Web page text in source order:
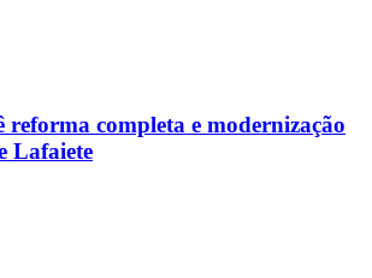
reforma completa e modernização
Lafaiete